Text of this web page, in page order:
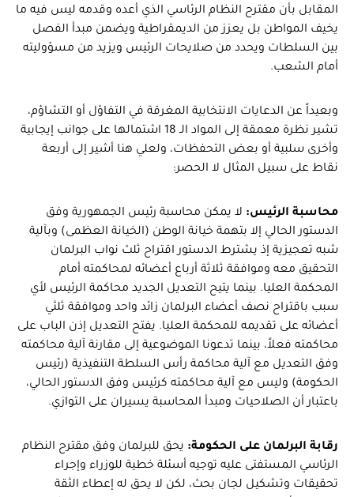
المقابل بأن مقترح النظام الرئاسي الذي أعده وقدمه ليس فيه ما
يخيف المواطن بل يعزز من الديمقراطية ويضمن مبدأ الفصل
بين السلطات ويحدد من صلايحات الرئيس ويزيد من مسؤوليته
أمام الشعب.
وبعيداً عن الدعايات الانتخابية المغرقة في التفاؤل أو التشاؤم،
تشير نظرة معمقة إلى المواد الـ 18 اشتمالها على جوانب إيجابية
وأخرى سلبية أو بعض التحفظات، ولعلي هنا أشير إلى أربعة
نقاط على سبيل المثال لا الحصر:
محاسبة الرئيس: لا يمكن محاسبة رئيس الجمهورية وفق
الدستور الحالي إلا بتهمة خيانة الوطن (الخيانة العظمى) وبآلية
شبه تعجيزية إذ يشترط الدستور اقتراح ثلث نواب البرلمان
التحقيق معه وموافقة ثلاثة أرباع أعضائه لمحاكمته أمام
المحكمة العليا. بينما يتيح التعديل الجديد محاكمة الرئيس لأي
سبب باقتراح نصف أعضاء البرلمان زائد واحد وموافقة ثلثي
أعضائه على تقديمه للمحكمة العليا. يفتح التعديل إذن الباب على
محاكمته فعلاً، بينما تدعونا الموضوعية إلى مقارنة آلية محاكمته
وفق التعديل مع آلية محاكمة رأس السلطة التنفيذية (رئيس
الحكومة) وليس مع آلية محاكمته كرئيس وفق الدستور الحالي،
باعتبار أن الصلاحيات ومبدأ المحاسبة يسيران على التوازي.
رقابة البرلمان على الحكومة: يحق للبرلمان وفق مقترح النظام
الرئاسي المستفتى عليه توجيه أسئلة خطية للوزراء وإجراء
تحقيقات وتشكيل لجان بحث، لكن لا يحق له إعطاء الثقة